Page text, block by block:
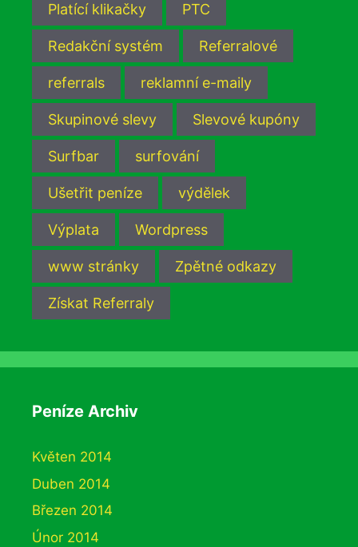
Platící klikačky PTC
Redakční systém Referralové
referrals reklamní e-maily
Skupinové slevy Slevové kupóny
Surfbar surfování
Ušetřit peníze výdělek
Výplata Wordpress
www stránky Zpětné odkazy
Získat Referraly
Peníze Archiv
Květen 2014
Duben 2014
Březen 2014
Únor 2014